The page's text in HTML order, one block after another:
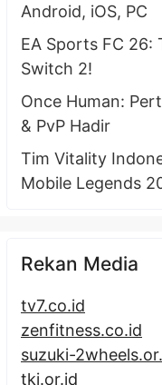
Android, iOS, PC
EA Sports FC 26:
Switch 2!
Once Human:
& PvP Hadir
Tim Vitality
Mobile Legends
Rekan Media
tv7.co.id
zenfitness.co.id
suzuki-
tki.or.id